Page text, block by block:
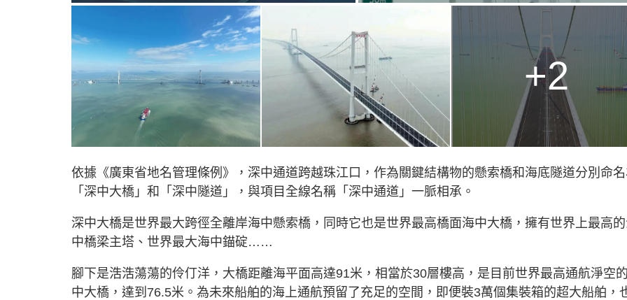
+2
依據《廣東省地名管理條例》，深中通道跨越珠江口，作為關鍵結構物的懸索橋和海底隧道分別命
「深中大橋」和「深中隧道」，與項目全線名稱「深中通道」一脈相承。
深中大橋是世界最大跨徑全離岸海中懸索橋，同時它也是世界最高橋面海中大橋，擁有世界上最高
中橋梁主塔、世界最大海中錨碇……
腳下是浩浩蕩蕩的伶仃洋，大橋距離海平面高達91米，相當於30層樓高，是目前世界最高通航淨空
中大橋，達到76.5米。為未來船舶的海上通航預留了充足的空間，即便裝3萬個集裝箱的超大船舶，